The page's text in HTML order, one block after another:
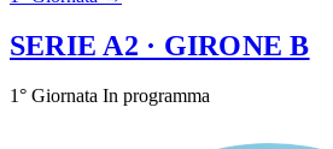
SERIE A2 · GIRONE B
1° Giornata In programma